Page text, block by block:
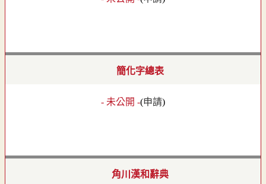
簡化字總表
- 未公開 -(申請)
角川漢和辭典